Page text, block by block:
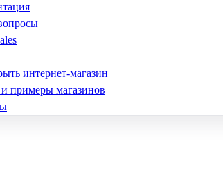
интернет-магазин
примеры магазинов